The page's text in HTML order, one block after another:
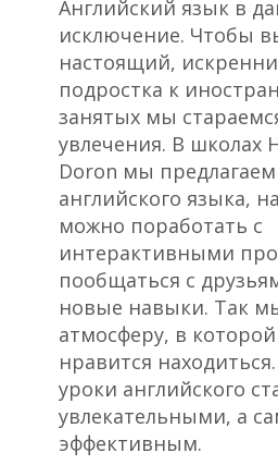
Английский язык в
исключение. Чтобы
настоящий,
подростка к
занятых мы
увлечения. В школах
Doron мы
английского языка,
можно поработать с
интерактивными
пообщаться с
новые навыки. Так
атмосферу, в
нравится
уроки английского
увлекательными, а
эффективным.